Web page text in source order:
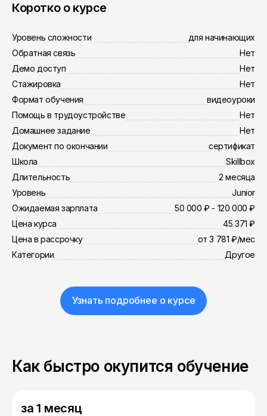
Коротко о курсе
Уровень сложности
для начинающих
Обратная связь
Нет
Демо доступ
Нет
Стажировка
Нет
Формат обучения
видеоуроки
Помощь в трудоустройстве
Нет
Домашнее задание
Нет
Документ по окончании
сертификат
Школа
Skillbox
Длительность
2 месяца
Уровень
Junior
Ожидаемая зарплата
50 000 ₽ - 120 000 ₽
Цена курса
45 371 ₽
Цена в рассрочку
от 3 781 ₽/мес
Категории
Другое
Узнать подробнее о курсе
Как быстро окупится обучение
за 1 месяц